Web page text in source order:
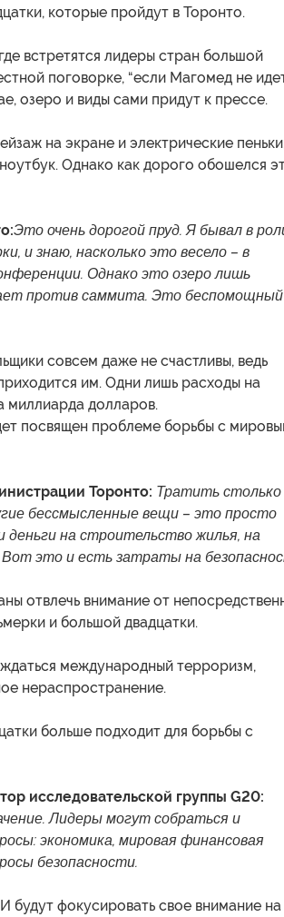
которые пройдут в Торонто.
встретятся лидеры стран большой
поговорке, “если Магомед не
озеро и виды сами придут к прессе.
на экране и электрические
Однако как дорого обошелся
Это очень дорогой пруд. Я бывал в
и знаю, насколько это весело – в
Однако это озеро лишь
против саммита. Это беспомощный
совсем даже не счастливы, ведь
им. Одни лишь расходы на
миллиарда долларов.
посвящен проблеме борьбы с
Торонто: Тратить столько
бессмысленные вещи – это просто
на строительство жилья, на
Вот это и есть затраты на
отвлечь внимание от
и большой двадцатки.
международный терроризм,
нераспространение.
больше подходит для борьбы с
исследовательской группы G20:
Лидеры могут собраться и
экономика, мировая финансовая
безопасности.
будут фокусировать свое внимание на